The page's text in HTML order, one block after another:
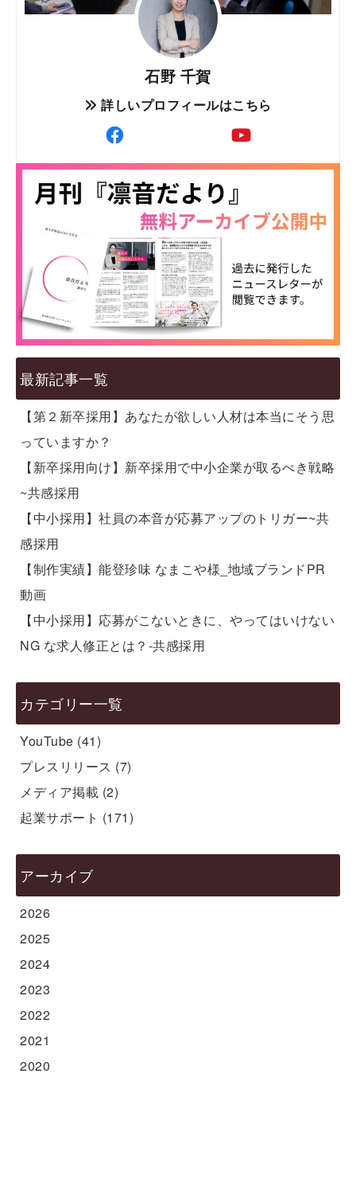
石野 千賀
詳しいプロフィールはこちら
最新記事一覧
【第２新卒採用】あなたが欲しい人材は本当にそう思
っていますか？
【新卒採用向け】新卒採用で中小企業が取るべき戦略
~共感採用
【中小採用】社員の本音が応募アップのトリガー~共
感採用
【制作実績】能登珍味 なまこや様_地域ブランドPR
動画
【中小採用】応募がこないときに、やってはいけない
NG な求人修正とは？-共感採用
カテゴリー一覧
YouTube (41)
プレスリリース (7)
メディア掲載 (2)
起業サポート (171)
アーカイブ
2026
2025
2024
2023
2022
2021
2020